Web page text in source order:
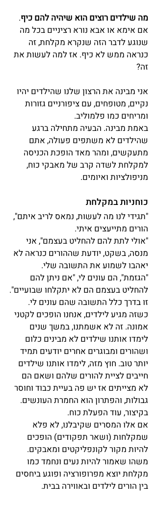
מה שילדים רוצים הוא שיהיה להם כיף.
אם אימא או אבא נורא רציניים בכל מה
שנוגע לדבר הזה שנקרא מקלחת, זה
כנראה ממש לא כיף. אז למה לעשות את
זה?
אני מבינה את הרצון שלנו שהילדים יהיו
נקיים, מטופחים, עם ציפורניים גזורות
ומריחים כמו פלמוליב.
באמת מבינה. הבעיה מתחילה ברגע
שהילדים לא משתפים פעולה, אתם
מתעקשים, ומהר מאד הופכת הכניסה
למקלחת לשדה קרב של מאבקי כוח,
מניפולציות ואיומים.
כוחניות במקלחת
"תגידי לנו מה לעשות, נמאס לריב איתם",
הורים מתייעצים איתי.
"אולי לתת להם להחליט בעצמם", אני
מנסה, בשקט, יודעת שההורים כנראה לא
יאהבו לשמוע את התשובה שלי.
"הגזמת", הם עונים לי, "אם ניתן להם
להחליט בעצמם הם לא יתקלחו שבועיים".
זו בדרך כלל התשובה שהם עונים לי.
כשזה מגיע לילדים, אנחנו הופכים לקטני
אמונה. זה לא אשמתנו, במשך שנים
לימדו אותנו שילדים לא מבינים כלום
ושהורים ומבוגרים אחרים יודעים תמיד
יותר טוב. חוץ מזה, לימדו אותנו שילדים
חייבים לציית להורים שלהם ושאם הם
לא מצייתים אז יש פה בעיית כבוד וחוסר
גבולות, והפתרון הוא החמרת העונשים.
בקיצור, עוד הפעלת כוח.
אם אלו המסרים שקיבלנו, לא פלא
שמקלחות (ושאר תפקודים) הופכים
להיות מקור לקונפליקטים ומאבקים.
משהו שאמור להיות נעים ונחמד כמו
מקלחת יוצא מפרופורציה ופוגע ביחסים
בין הורים לילדים ובאווירה בבית.